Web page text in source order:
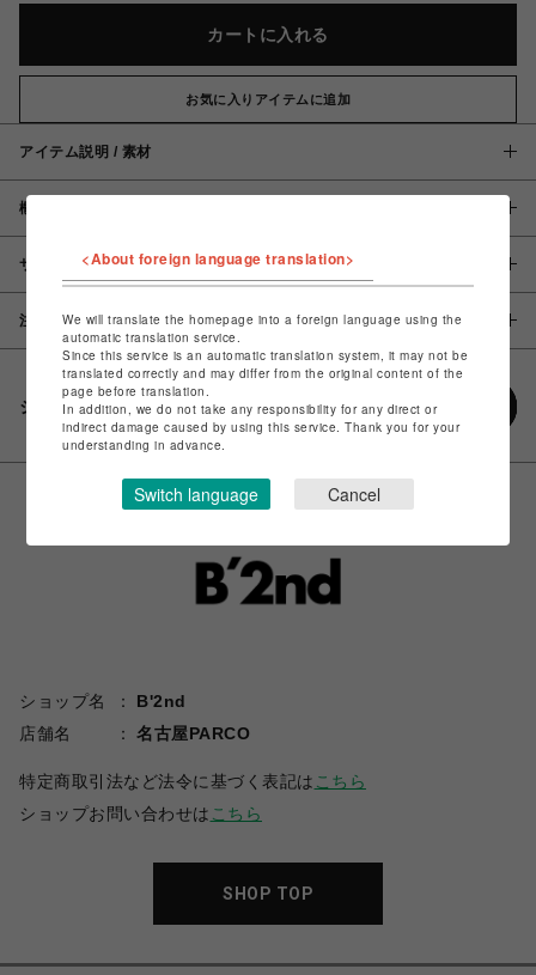
カートに入れる
お気に入りアイテムに追加
アイテム説明 / 素材
概要
サイズ
注意事項
シェアする
ショップ名
B'2nd
店舗名
名古屋PARCO
特定商取引法など法令に基づく表記は こちら
ショップお問い合わせは こちら
SHOP TOP
<About foreign language translation>
We will translate the homepage into a foreign language using the
automatic translation service.
Since this service is an automatic translation system, it may not be
translated correctly and may differ from the original content of the
page before translation.
In addition, we do not take any responsibility for any direct or
indirect damage caused by using this service. Thank you for your
understanding in advance.
Switch language Cancel